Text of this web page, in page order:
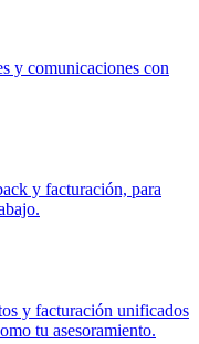
y comunicaciones con
y facturación, para
y facturación unificados
tu asesoramiento.